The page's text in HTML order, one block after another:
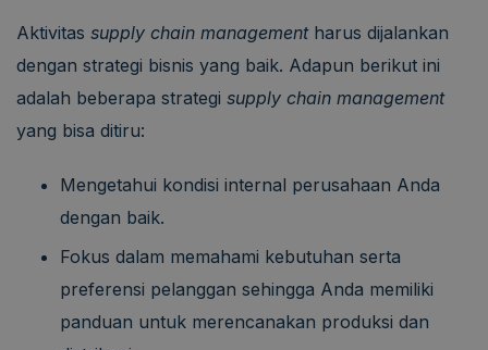
Aktivitas supply chain managementharus dijalankan
dengan strategi bisnis yang baik. Adapun berikut ini
adalah beberapa strategi supply chain management
yang bisa ditiru:
Mengetahui kondisi internal perusahaan Anda
dengan baik.
Fokus dalam memahami kebutuhan serta
preferensi pelanggan sehingga Anda memiliki
panduan untuk merencanakan produksi dan